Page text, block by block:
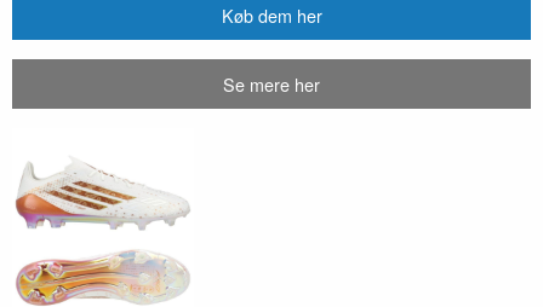
Køb dem her
Se mere her